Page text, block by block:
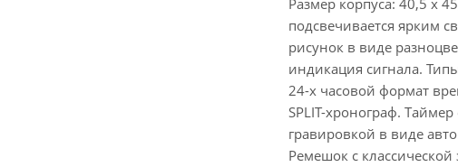
Размер корпуса: 40,5 х
подсвечивается ярким
рисунок в виде
индикация сигнала.
24-х часовой формат
SPLIT-хронограф.
гравировкой в виде
Ремешок с